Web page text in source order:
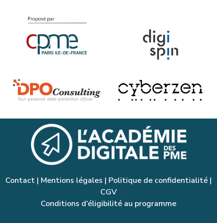
Contact | Mentions légales | Politique de confidentialité |
CGV
Conditions d’éligibilité au programme